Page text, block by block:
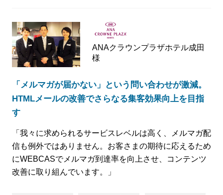
ANAクラウンプラザホテル成田
様
「メルマガが届かない」という問い合わせが激減。
HTMLメールの改善でさらなる集客効果向上を目指
す
「我々に求められるサービスレベルは高く、メルマガ配
信も例外ではありません。お客さまの期待に応えるため
にWEBCASでメルマガ到達率を向上させ、コンテンツ
改善に取り組んでいます。」